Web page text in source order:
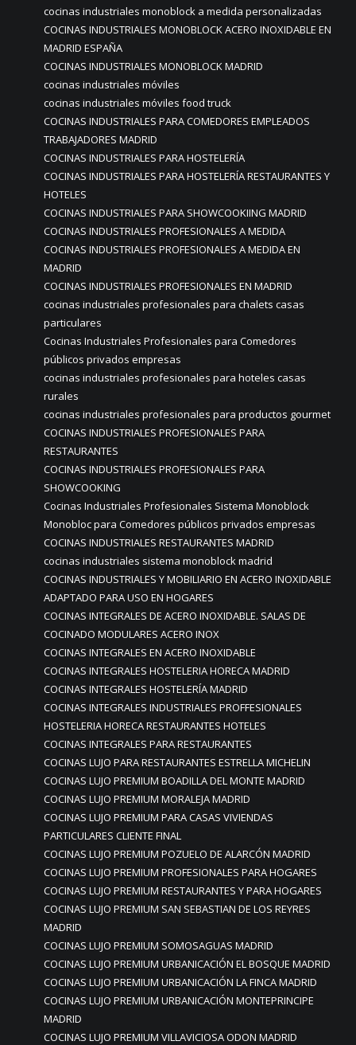
cocinas industriales monoblock a medida personalizadas
COCINAS INDUSTRIALES MONOBLOCK ACERO INOXIDABLE EN
MADRID ESPAÑA
COCINAS INDUSTRIALES MONOBLOCK MADRID
cocinas industriales móviles
cocinas industriales móviles food truck
COCINAS INDUSTRIALES PARA COMEDORES EMPLEADOS
TRABAJADORES MADRID
COCINAS INDUSTRIALES PARA HOSTELERÍA
COCINAS INDUSTRIALES PARA HOSTELERÍA RESTAURANTES Y
HOTELES
COCINAS INDUSTRIALES PARA SHOWCOOKIING MADRID
COCINAS INDUSTRIALES PROFESIONALES A MEDIDA
COCINAS INDUSTRIALES PROFESIONALES A MEDIDA EN
MADRID
COCINAS INDUSTRIALES PROFESIONALES EN MADRID
cocinas industriales profesionales para chalets casas
particulares
Cocinas Industriales Profesionales para Comedores
públicos privados empresas
cocinas industriales profesionales para hoteles casas
rurales
cocinas industriales profesionales para productos gourmet
COCINAS INDUSTRIALES PROFESIONALES PARA
RESTAURANTES
COCINAS INDUSTRIALES PROFESIONALES PARA
SHOWCOOKING
Cocinas Industriales Profesionales Sistema Monoblock
Monobloc para Comedores públicos privados empresas
COCINAS INDUSTRIALES RESTAURANTES MADRID
cocinas industriales sistema monoblock madrid
COCINAS INDUSTRIALES Y MOBILIARIO EN ACERO INOXIDABLE
ADAPTADO PARA USO EN HOGARES
COCINAS INTEGRALES DE ACERO INOXIDABLE. SALAS DE
COCINADO MODULARES ACERO INOX
COCINAS INTEGRALES EN ACERO INOXIDABLE
COCINAS INTEGRALES HOSTELERIA HORECA MADRID
COCINAS INTEGRALES HOSTELERÍA MADRID
COCINAS INTEGRALES INDUSTRIALES PROFFESIONALES
HOSTELERIA HORECA RESTAURANTES HOTELES
COCINAS INTEGRALES PARA RESTAURANTES
COCINAS LUJO PARA RESTAURANTES ESTRELLA MICHELIN
COCINAS LUJO PREMIUM BOADILLA DEL MONTE MADRID
COCINAS LUJO PREMIUM MORALEJA MADRID
COCINAS LUJO PREMIUM PARA CASAS VIVIENDAS
PARTICULARES CLIENTE FINAL
COCINAS LUJO PREMIUM POZUELO DE ALARCÓN MADRID
COCINAS LUJO PREMIUM PROFESIONALES PARA HOGARES
COCINAS LUJO PREMIUM RESTAURANTES Y PARA HOGARES
COCINAS LUJO PREMIUM SAN SEBASTIAN DE LOS REYRES
MADRID
COCINAS LUJO PREMIUM SOMOSAGUAS MADRID
COCINAS LUJO PREMIUM URBANICACIÓN EL BOSQUE MADRID
COCINAS LUJO PREMIUM URBANICACIÓN LA FINCA MADRID
COCINAS LUJO PREMIUM URBANICACIÓN MONTEPRINCIPE
MADRID
COCINAS LUJO PREMIUM VILLAVICIOSA ODON MADRID